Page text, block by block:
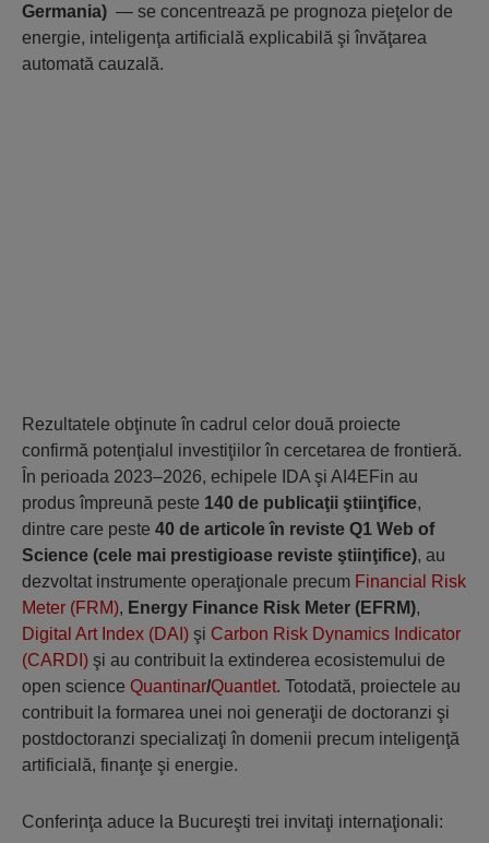
Germania) — se concentrează pe prognoza pieţelor de
energie, inteligenţa artificială explicabilă şi învăţarea
automată cauzală.
Rezultatele obţinute în cadrul celor două proiecte
confirmă potenţialul investiţiilor în cercetarea de frontieră.
În perioada 2023–2026, echipele IDA şi AI4EFin au
produs împreună peste 140 de publicaţii ştiinţifice,
dintre care peste 40 de articole în reviste Q1 Web of
Science (cele mai prestigioase reviste ştiinţifice), au
dezvoltat instrumente operaţionale precum Financial Risk
Meter (FRM), Energy Finance Risk Meter (EFRM),
Digital Art Index (DAI) şi Carbon Risk Dynamics Indicator
(CARDI) şi au contribuit la extinderea ecosistemului de
open science Quantinar/Quantlet. Totodată, proiectele au
contribuit la formarea unei noi generaţii de doctoranzi şi
postdoctoranzi specializaţi în domenii precum inteligenţă
artificială, finanţe şi energie.
Conferinţa aduce la Bucureşti trei invitaţi internaţionali: